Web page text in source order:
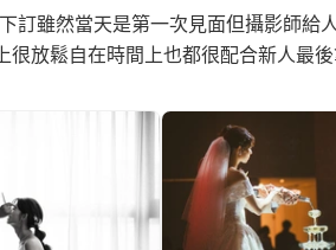
訂雖然當天是第一次見面但攝影師給
放鬆自在時間上也都很配合新人最